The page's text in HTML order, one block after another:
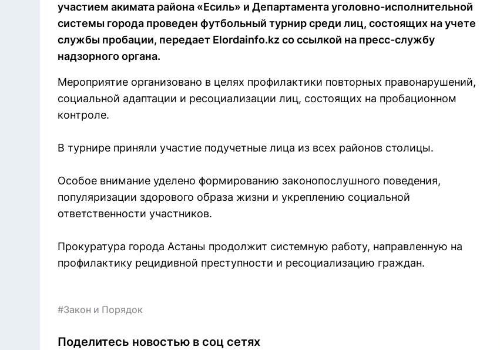
участием акимата района «Есиль» и Департамента уголовно-исполнительной
системы города проведен футбольный турнир среди лиц, состоящих на учете
службы пробации, передает Elordainfo.kz со ссылкой на пресс-службу
надзорного органа.
Мероприятие организовано в целях профилактики повторных правонарушений,
социальной адаптации и ресоциализации лиц, состоящих на пробационном
контроле.
В турнире приняли участие подучетные лица из всех районов столицы.
Особое внимание уделено формированию законопослушного поведения,
популяризации здорового образа жизни и укреплению социальной
ответственности участников.
Прокуратура города Астаны продолжит системную работу, направленную на
профилактику рецидивной преступности и ресоциализацию граждан.
#Закон и Порядок
Поделитесь новостью в соц сетях